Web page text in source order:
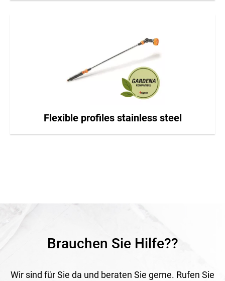
Flexible profiles stainless steel
Brauchen Sie Hilfe??
Wir sind für Sie da und beraten Sie gerne. Rufen Sie